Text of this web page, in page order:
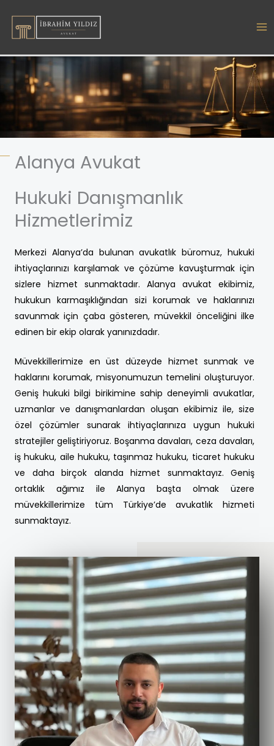
Alanya Avukat
Hukuki Danışmanlık
Hizmetlerimiz
Merkezi Alanya’da bulunan avukatlık büromuz, hukuki
ihtiyaçlarınızı karşılamak ve çözüme kavuşturmak için
sizlere hizmet sunmaktadır. Alanya avukat ekibimiz,
hukukun karmaşıklığından sizi korumak ve haklarınızı
savunmak için çaba gösteren, müvekkil önceliğini ilke
edinen bir ekip olarak yanınızdadır.
Müvekkillerimize en üst düzeyde hizmet sunmak ve
haklarını korumak, misyonumuzun temelini oluşturuyor.
Geniş hukuki bilgi birikimine sahip deneyimli avukatlar,
uzmanlar ve danışmanlardan oluşan ekibimiz ile, size
özel çözümler sunarak ihtiyaçlarınıza uygun hukuki
stratejiler geliştiriyoruz. Boşanma davaları, ceza davaları,
iş hukuku, aile hukuku, taşınmaz hukuku, ticaret hukuku
ve daha birçok alanda hizmet sunmaktayız. Geniş
ortaklık ağımız ile Alanya başta olmak üzere
müvekkillerimize tüm Türkiye’de avukatlık hizmeti
sunmaktayız.